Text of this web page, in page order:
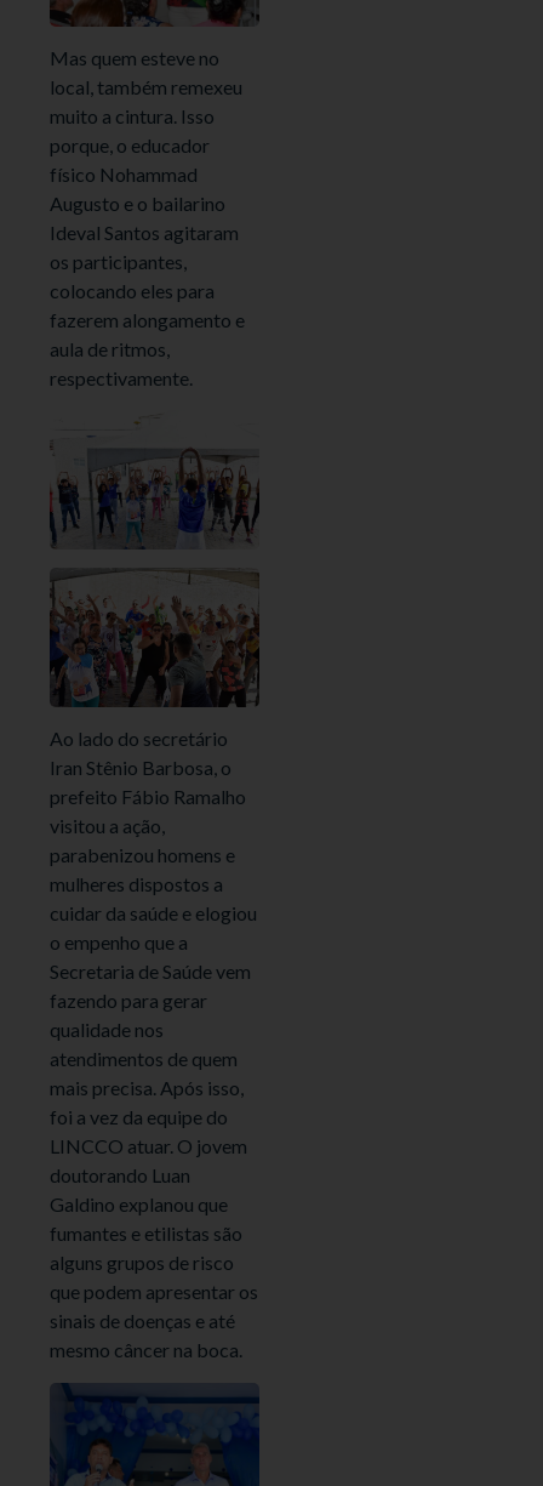
Mas quem esteve no
local, também remexeu
muito a cintura. Isso
porque, o educador
físico Nohammad
Augusto e o bailarino
Ideval Santos agitaram
os participantes,
colocando eles para
fazerem alongamento e
aula de ritmos,
respectivamente.
Ao lado do secretário
Iran Stênio Barbosa, o
prefeito Fábio Ramalho
visitou a ação,
parabenizou homens e
mulheres dispostos a
cuidar da saúde e elogiou
o empenho que a
Secretaria de Saúde vem
fazendo para gerar
qualidade nos
atendimentos de quem
mais precisa. Após isso,
foi a vez da equipe do
LINCCO atuar. O jovem
doutorando Luan
Galdino explanou que
fumantes e etilistas são
alguns grupos de risco
que podem apresentar os
sinais de doenças e até
mesmo câncer na boca.